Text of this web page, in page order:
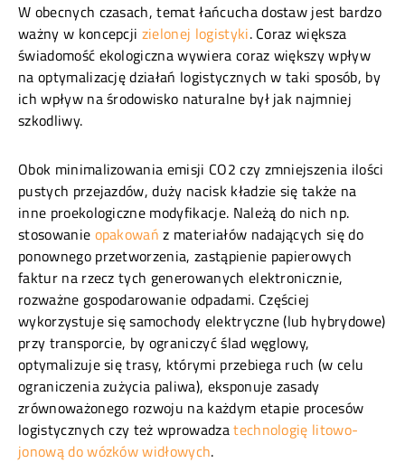
W obecnych czasach, temat łańcucha dostaw jest bardzo
ważny w koncepcji zielonej logistyki. Coraz większa
świadomość ekologiczna wywiera coraz większy wpływ
na optymalizację działań logistycznych w taki sposób, by
ich wpływ na środowisko naturalne był jak najmniej
szkodliwy.
Obok minimalizowania emisji CO2 czy zmniejszenia ilości
pustych przejazdów, duży nacisk kładzie się także na
inne proekologiczne modyfikacje. Należą do nich np.
stosowanie opakowań z materiałów nadających się do
ponownego przetworzenia, zastąpienie papierowych
faktur na rzecz tych generowanych elektronicznie,
rozważne gospodarowanie odpadami. Częściej
wykorzystuje się samochody elektryczne (lub hybrydowe)
przy transporcie, by ograniczyć ślad węglowy,
optymalizuje się trasy, którymi przebiega ruch (w celu
ograniczenia zużycia paliwa), eksponuje zasady
zrównoważonego rozwoju na każdym etapie procesów
logistycznych czy też wprowadzatechnologię litowo-
jonową do wózków widłowych.